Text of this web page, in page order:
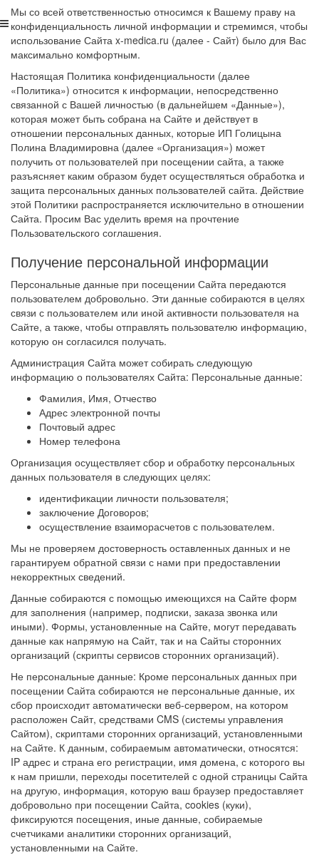
Мы со всей ответственностью относимся к Вашему праву на
конфиденциальность личной информации и стремимся, чтобы
использование Сайта x-medica.ru (далее - Сайт) было для Вас
максимально комфортным.
Настоящая Политика конфиденциальности (далее
«Политика») относится к информации, непосредственно
связанной с Вашей личностью (в дальнейшем «Данные»),
которая может быть собрана на Сайте и действует в
отношении персональных данных, которые ИП Голицына
Полина Владимировна (далее «Организация») может
получить от пользователей при посещении сайта, а также
разъясняет каким образом будет осуществляться обработка и
защита персональных данных пользователей сайта. Действие
этой Политики распространяется исключительно в отношении
Сайта. Просим Вас уделить время на прочтение
Пользовательского соглашения.
Получение персональной информации
Персональные данные при посещении Сайта передаются
пользователем добровольно. Эти данные собираются в целях
связи с пользователем или иной активности пользователя на
Сайте, а также, чтобы отправлять пользователю информацию,
которую он согласился получать.
Администрация Сайта может собирать следующую
информацию о пользователях Сайта: Персональные данные:
Фамилия, Имя, Отчество
Адрес электронной почты
Почтовый адрес
Номер телефона
Организация осуществляет сбор и обработку персональных
данных пользователя в следующих целях:
идентификации личности пользователя;
заключение Договоров;
осуществление взаиморасчетов с пользователем.
Мы не проверяем достоверность оставленных данных и не
гарантируем обратной связи с нами при предоставлении
некорректных сведений.
Данные собираются с помощью имеющихся на Сайте форм
для заполнения (например, подписки, заказа звонка или
иными). Формы, установленные на Сайте, могут передавать
данные как напрямую на Сайт, так и на Сайты сторонних
организаций (скрипты сервисов сторонних организаций).
Не персональные данные: Кроме персональных данных при
посещении Сайта собираются не персональные данные, их
сбор происходит автоматически веб-сервером, на котором
расположен Сайт, средствами CMS (системы управления
Сайтом), скриптами сторонних организаций, установленными
на Сайте. К данным, собираемым автоматически, относятся:
IP адрес и страна его регистрации, имя домена, с которого вы
к нам пришли, переходы посетителей с одной страницы Сайта
на другую, информация, которую ваш браузер предоставляет
добровольно при посещении Сайта, cookies (куки),
фиксируются посещения, иные данные, собираемые
счетчиками аналитики сторонних организаций,
установленными на Сайте.